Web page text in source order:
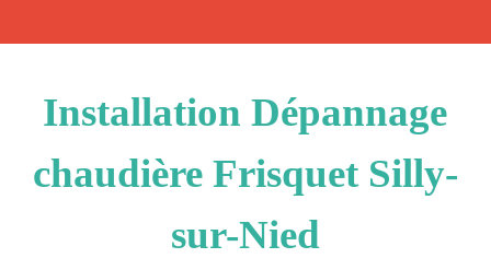
Installation Dépannage
chaudière Frisquet Silly-
sur-Nied